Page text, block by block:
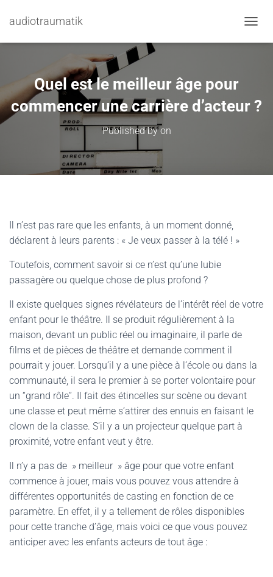
audiotraumatik
Quel est le meilleur âge pour
commencer une carrière d’acteur ?
Published byon
Il n’est pas rare que les enfants, à un moment donné,
déclarent à leurs parents : « Je veux passer à la télé ! »
Toutefois, comment savoir si ce n’est qu’une lubie
passagère ou quelque chose de plus profond ?
Il existe quelques signes révélateurs de l’intérêt réel de votre
enfant pour le théâtre. Il se produit régulièrement à la
maison, devant un public réel ou imaginaire, il parle de
films et de pièces de théâtre et demande comment il
pourrait y jouer. Lorsqu’il y a une pièce à l’école ou dans la
communauté, il sera le premier à se porter volontaire pour
un “grand rôle”. Il fait des étincelles sur scène ou devant
une classe et peut même s’attirer des ennuis en faisant le
clown de la classe. S’il y a un projecteur quelque part à
proximité, votre enfant veut y être.
Il n’y a pas de » meilleur » âge pour que votre enfant
commence à jouer, mais vous pouvez vous attendre à
différentes opportunités de casting en fonction de ce
paramètre. En effet, il y a tellement de rôles disponibles
pour cette tranche d’âge, mais voici ce que vous pouvez
anticiper avec les enfants acteurs de tout âge :